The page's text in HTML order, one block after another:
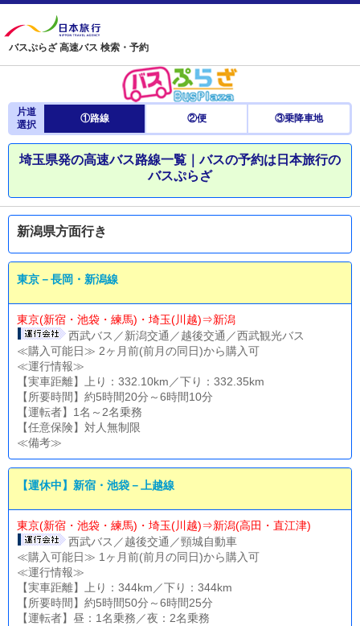
バスぷらざ 高速バス 検索・予約
片道
選択
①路線 ②便 ③乗降車地
埼玉県発の高速バス路線一覧｜バスの予約は日本旅行の
バスぷらざ
新潟県方面行き
東京－長岡・新潟線
東京(新宿・池袋・練馬)・埼玉(川越)⇒新潟
西武バス／新潟交通／越後交通／西武観光バス
≪購入可能日≫ 2ヶ月前(前月の同日)から購入可
≪運行情報≫
【実車距離】上り：332.10km／下り：332.35km
【所要時間】約5時間20分～6時間10分
【運転者】1名～2名乗務
【任意保険】対人無制限
≪備考≫
【運休中】新宿・池袋－上越線
東京(新宿・池袋・練馬)・埼玉(川越)⇒新潟(高田・直江津)
西武バス／越後交通／頸城自動車
≪購入可能日≫ 1ヶ月前(前月の同日)から購入可
≪運行情報≫
【実車距離】上り：344km／下り：344km
【所要時間】約5時間50分～6時間25分
【運転者】昼：1名乗務／夜：2名乗務